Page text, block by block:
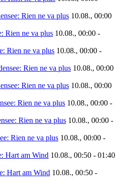
Rien ne va plus 10.08., 00:00
Rien ne va plus 10.08., 00:00 -
Rien ne va plus 10.08., 00:00 -
Rien ne va plus 10.08., 00:00
Rien ne va plus 10.08., 00:00
Rien ne va plus 10.08., 00:00 -
Rien ne va plus 10.08., 00:00 -
Rien ne va plus 10.08., 00:00 -
Hart am Wind 10.08., 00:50 - 01:40
Hart am Wind 10.08., 00:50 -